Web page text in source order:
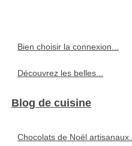
Bien choisir la connexion...
Découvrez les belles...
Blog de cuisine
Chocolats de Noël artisanaux...